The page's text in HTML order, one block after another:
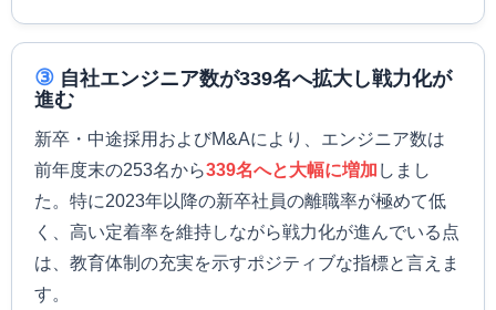
③ 自社エンジニア数が339名へ拡大し戦力化が
進む
新卒・中途採用およびM&Aにより、エンジニア数は
前年度末の253名から339名へと大幅に増加 しまし
た。特に2023年以降の新卒社員の離職率が極めて低
く、高い定着率を維持しながら戦力化が進んでいる点
は、教育体制の充実を示すポジティブな指標と言えま
す。